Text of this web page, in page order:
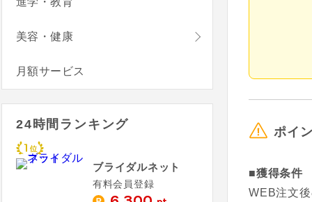
ポイ
■獲得条件
WEB注文
美容・健康
月額サービス
24時間ランキング
ブライダルネット
有料会員登録